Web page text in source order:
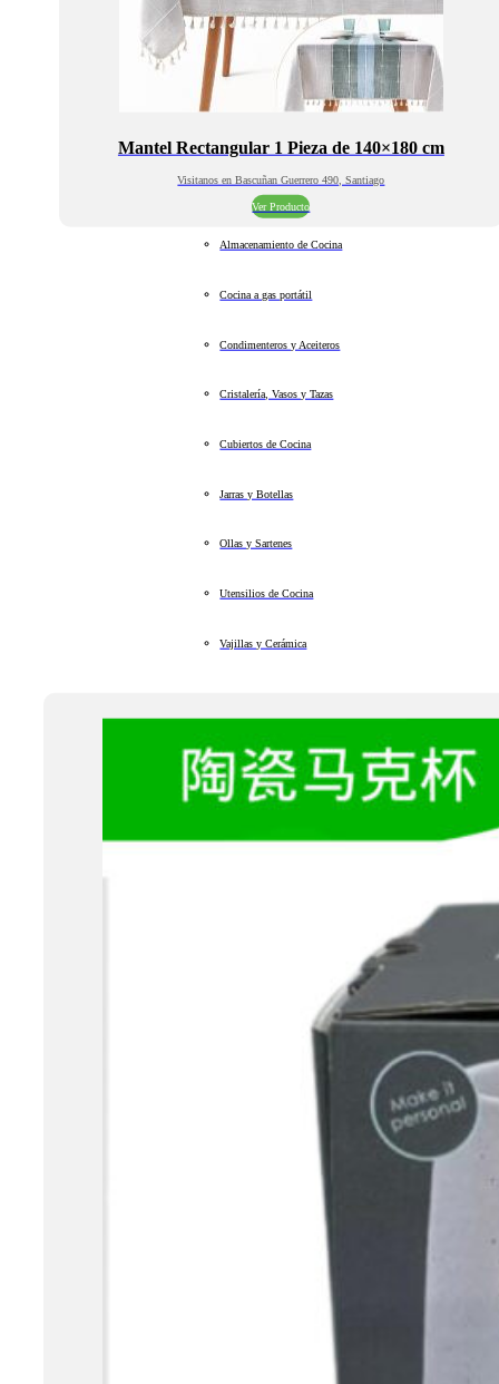
Mantel Rectangular 1 Pieza de 140×180 cm
Visitanos en Bascuñan Guerrero 490, Santiago
Ver Producto
Almacenamiento de Cocina
Cocina a gas portátil
Condimenteros y Aceiteros
Cristalería, Vasos y Tazas
Cubiertos de Cocina
Jarras y Botellas
Ollas y Sartenes
Utensilios de Cocina
Vajillas y Cerámica